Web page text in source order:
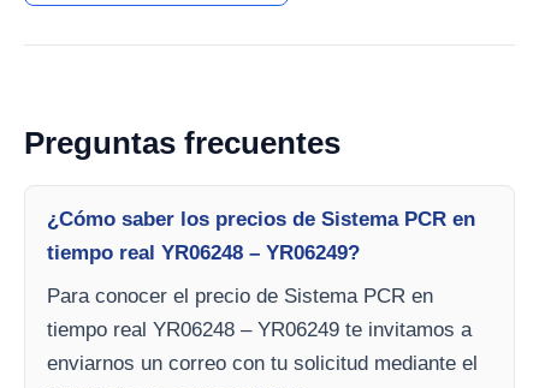
Preguntas frecuentes
¿Cómo saber los precios de Sistema PCR en
tiempo real YR06248 – YR06249?
Para conocer el precio de Sistema PCR en
tiempo real YR06248 – YR06249 te invitamos a
enviarnos un correo con tu solicitud mediante el